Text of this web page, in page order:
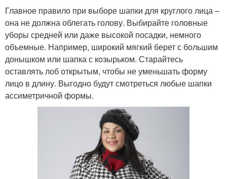
Главное правило при выборе шапки для круглого лица –
она не должна облегать голову. Выбирайте головные
уборы средней или даже высокой посадки, немного
объемные. Например, широкий мягкий берет с большим
донышком или шапка с козырьком. Старайтесь
оставлять лоб открытым, чтобы не уменьшать форму
лицо в длину. Выгодно будут смотреться любые шапки
ассиметричной формы.